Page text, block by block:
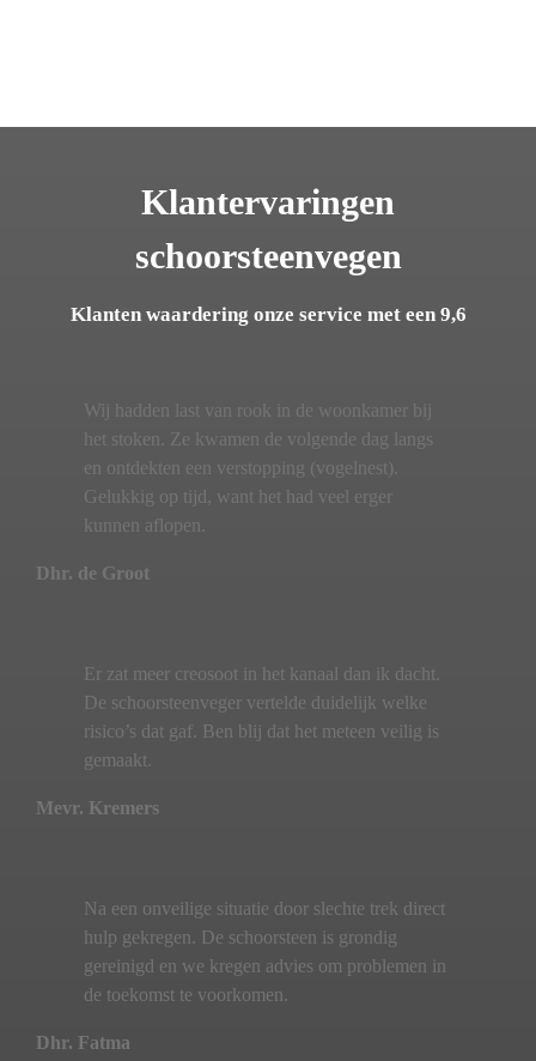
Klantervaringen
schoorsteenvegen
Klanten waardering onze service met een 9,6
Wij hadden last van rook in de woonkamer bij
het stoken. Ze kwamen de volgende dag langs
en ontdekten een verstopping (vogelnest).
Gelukkig op tijd, want het had veel erger
kunnen aflopen.
Dhr. de Groot
Er zat meer creosoot in het kanaal dan ik dacht.
De schoorsteenveger vertelde duidelijk welke
risico’s dat gaf. Ben blij dat het meteen veilig is
gemaakt.
Mevr. Kremers
Na een onveilige situatie door slechte trek direct
hulp gekregen. De schoorsteen is grondig
gereinigd en we kregen advies om problemen in
de toekomst te voorkomen.
Dhr. Fatma